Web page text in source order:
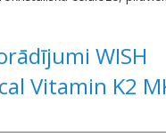
WISH
Vitamin K2